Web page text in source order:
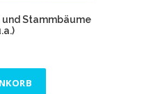
Stammbäume